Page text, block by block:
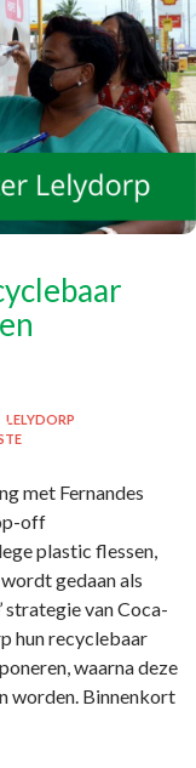
LELYDORP
met Fernandes
off
plastic flessen,
gedaan als
strategie van Coca-
hun recyclebaar
waarna deze
worden. Binnenkort